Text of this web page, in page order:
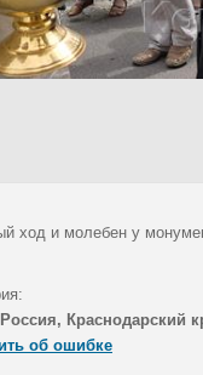
ход и молебен у
Россия, Краснодарский
об ошибке